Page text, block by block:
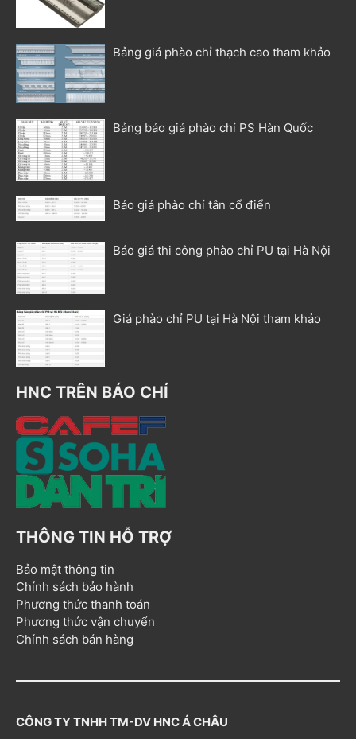
Bảng giá phào chỉ thạch cao tham khảo
Bảng báo giá phào chỉ PS Hàn Quốc
Báo giá phào chỉ tân cổ điển
Báo giá thi công phào chỉ PU tại Hà Nội
Giá phào chỉ PU tại Hà Nội tham khảo
HNC TRÊN BÁO CHÍ
THÔNG TIN HỖ TRỢ
Bảo mật thông tin
Chính sách bảo hành
Phương thức thanh toán
Phương thức vận chuyển
Chính sách bán hàng
CÔNG TY TNHH TM-DV HNC Á CHÂU